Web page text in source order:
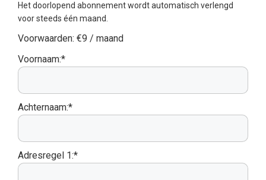
Het doorlopend abonnement wordt automatisch verlengd
voor steeds één maand.
Voorwaarden: €9 / maand
Voornaam:*
Achternaam:*
Adresregel 1:*